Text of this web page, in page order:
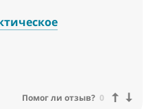
Помог ли отзыв? 0